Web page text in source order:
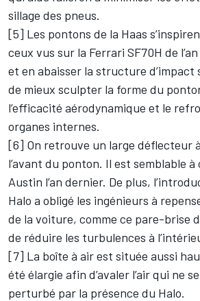
sillage des pneus.
[5] Les pontons de la Haas
ceux vus sur la Ferrari SF70H de
et en abaisser la structure
de mieux sculpter la forme du
l’efficacité aérodynamique et le
organes internes.
[6] On retrouve un large déflecteur
l’avant du ponton. Il est semblable
Austin l’an dernier. De plus,
Halo a obligé les ingénieurs à
de la voiture, comme ce pare-brise
de réduire les turbulences à
[7] La boîte à air est située aussi
été élargie afin d’avaler l’air qui ne
perturbé par la présence du Halo.